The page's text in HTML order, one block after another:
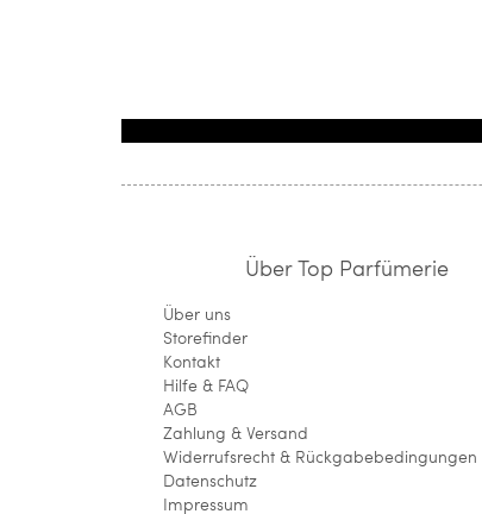
Über Top Parfümerie
Über uns
Storefinder
Kontakt
Hilfe & FAQ
AGB
Zahlung & Versand
Widerrufsrecht & Rückgabebedingungen
Datenschutz
Impressum